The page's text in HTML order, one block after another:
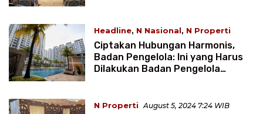
Headline, N Nasional, N Properti
September 4, 2024 1:15 WIB
Ciptakan Hubungan Harmonis,
Badan Pengelola: Ini yang Harus
Dilakukan Badan Pengelola
N Properti August 5, 2024 7:24 WIB